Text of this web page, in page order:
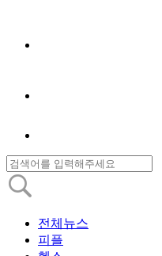
전체뉴스
피플